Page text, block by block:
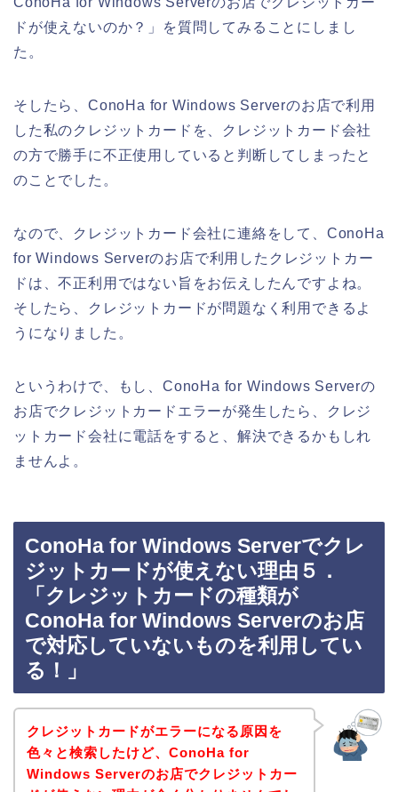
ドが使えないのか？」を質問してみることにしまし
た。
そしたら、ConoHa for Windows Serverのお店で利用
した私のクレジットカードを、クレジットカード会社
の方で勝手に不正使用していると判断してしまったと
のことでした。
なので、クレジットカード会社に連絡をして、ConoHa
for Windows Serverのお店で利用したクレジットカー
ドは、不正利用ではない旨をお伝えしたんですよね。
そしたら、クレジットカードが問題なく利用できるよ
うになりました。
というわけで、もし、ConoHa for Windows Serverの
お店でクレジットカードエラーが発生したら、クレジ
ットカード会社に電話をすると、解決できるかもしれ
ませんよ。
ConoHa for Windows Serverでクレ
ジットカードが使えない理由５．
「クレジットカードの種類が
ConoHa for Windows Serverのお店
で対応していないものを利用してい
る！」
クレジットカードがエラーになる原因を
色々と検索したけど、ConoHa for
Windows Serverのお店でクレジットカー